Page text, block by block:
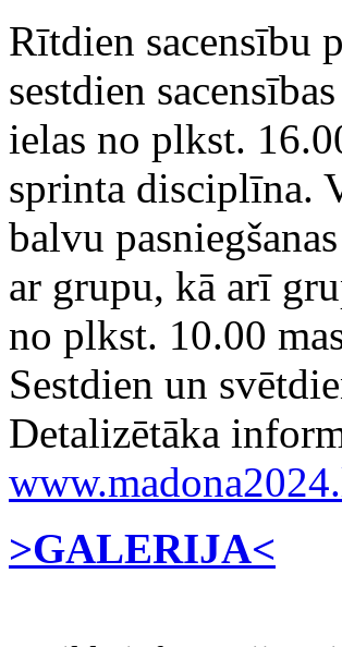
Rītdien sacensību
sestdien
ielas no plkst.
sprinta disciplīna.
balvu
ar grupu, kā arī
no plkst. 10.00
Sestdien un
Detalizētāka
>GALERIJA<